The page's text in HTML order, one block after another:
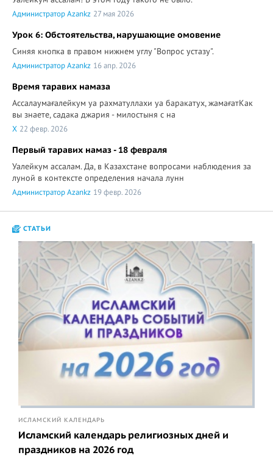
Администратор Azankz 27 мая 2026
Урок 6: Обстоятельства, нарушающие омовение
Синяя кнопка в правом нижнем углу "Вопрос устазу".
Администратор Azankz 16 апр. 2026
Время таравих намаза
Ассалаумағалейкум уа рахматуллахи уа баракатух, жамағатКак
вы знаете, садака джария - милостыня с на
X 22 февр. 2026
Первый таравих намаз - 18 февраля
Уалейкум ассалам. Да, в Казахстане вопросами наблюдения за
луной в контексте определения начала лунн
Администратор Azankz 19 февр. 2026
СТАТЬИ
ИСЛАМСКИЙ КАЛЕНДАРЬ
Исламский календарь религиозных дней и
праздников на 2026 год